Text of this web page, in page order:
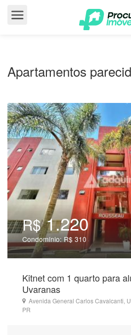
Apartamentos
R$1.220
Condomínio: R$ 310
Kitnet com 1 quarto para
Uvaranas
Avenida General Carlos Cavalcanti,
PR